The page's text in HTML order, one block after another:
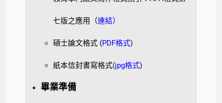
七版之應用（連結）
碩士論文格式 (PDF格式)
紙本信封書寫格式(jpg格式)
畢業準備